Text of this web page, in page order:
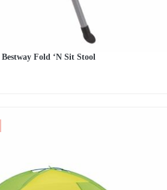
Fold ‘N Sit Stool